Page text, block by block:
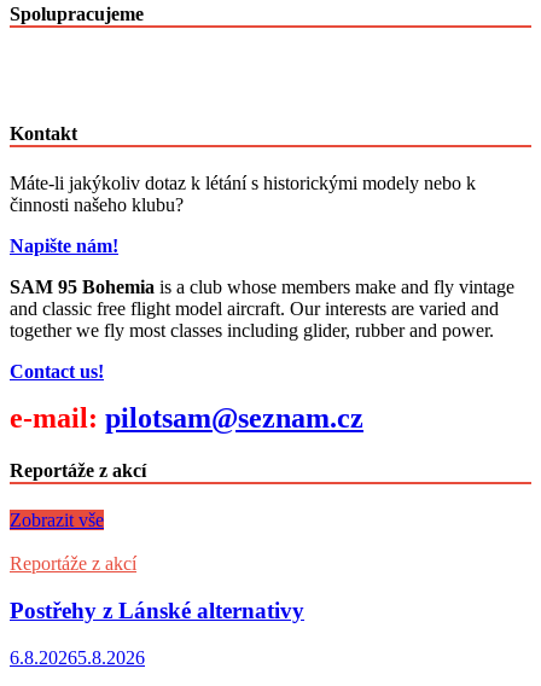
po
měsících
Spolupracujeme
Kontakt
Máte-li jakýkoliv dotaz k létání s historickými modely nebo k
činnosti našeho klubu?
Napište nám!
SAM 95 Bohemia is a club whose members make and fly vintage
and classic free flight model aircraft. Our interests are varied and
together we fly most classes including glider, rubber and power.
Contact us!
e-mail: pilotsam@seznam.cz
Reportáže z akcí
Zobrazit vše
Reportáže z akcí
Postřehy z Lánské alternativy
6.8.20265.8.2026